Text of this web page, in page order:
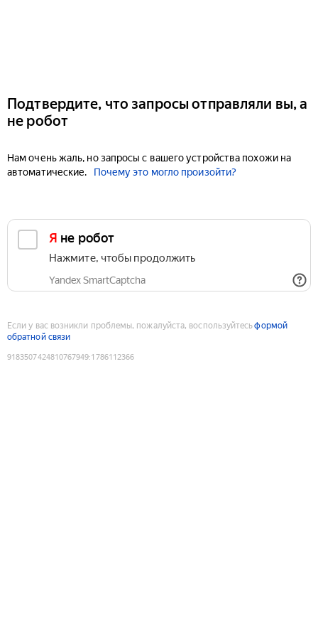
Подтвердите, что запросы отправляли вы, а
не робот
Нам очень жаль, но запросы с вашего устройства похожи на
автоматические.
Почему это могло произойти?
Я не робот
Нажмите, чтобы продолжить
Yandex SmartCaptcha
Если у вас возникли проблемы, пожалуйста, воспользуйтесьформой
обратной связи
9183507424810767949:1786112366